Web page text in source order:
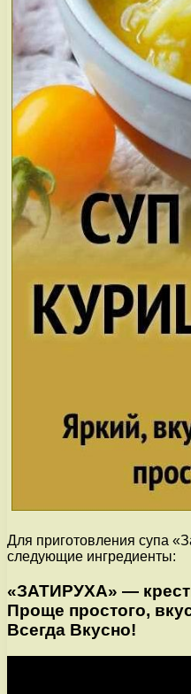
Для приготовления супа
следующие ингредиенты:
«ЗАТИРУХА» —
Проще простого,
Всегда Вкусно!